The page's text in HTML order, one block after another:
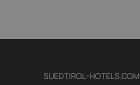
SUEDTIROL-HOTELS.COM